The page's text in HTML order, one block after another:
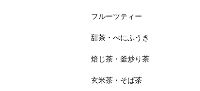
フルーツティー
甜茶・べにふうき
焙じ茶・釜炒り茶
玄米茶・そば茶